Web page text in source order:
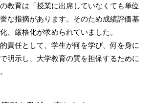
教育は「授業に出席していなくても単位
な指摘があります。そのため成績評価基
、厳格化が求められていました。
責任として、学生が何を学び、何を身に
明示し、大学教育の質を担保するために